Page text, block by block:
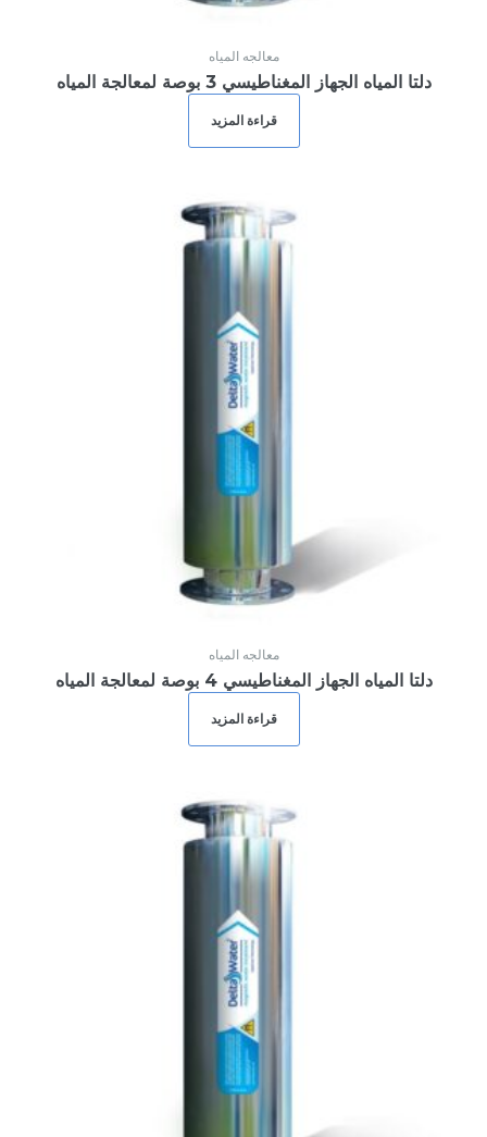
معالجه المياه
دلتا المياه الجهاز المغناطيسي 3 بوصة لمعالجة المياه
قراءة المزيد
معالجه المياه
دلتا المياه الجهاز المغناطيسي 4 بوصة لمعالجة المياه
قراءة المزيد